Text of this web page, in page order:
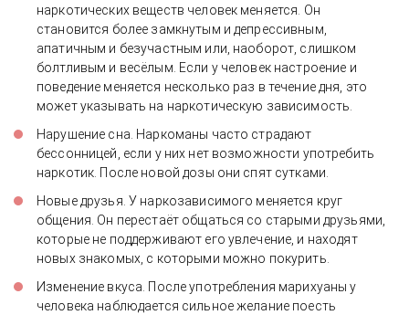
наркотических веществ человек меняется. Он
становится более замкнутым и депрессивным,
апатичным и безучастным или, наоборот, слишком
болтливым и весёлым. Если у человек настроение и
поведение меняется несколько раз в течение дня, это
может указывать на наркотическую зависимость.
Нарушение сна. Наркоманы часто страдают
бессонницей, если у них нет возможности употребить
наркотик. После новой дозы они спят сутками.
Новые друзья. У наркозависимого меняется круг
общения. Он перестаёт общаться со старыми друзьями,
которые не поддерживают его увлечение, и находят
новых знакомых, с которыми можно покурить.
Изменение вкуса. После употребления марихуаны у
человека наблюдается сильное желание поесть